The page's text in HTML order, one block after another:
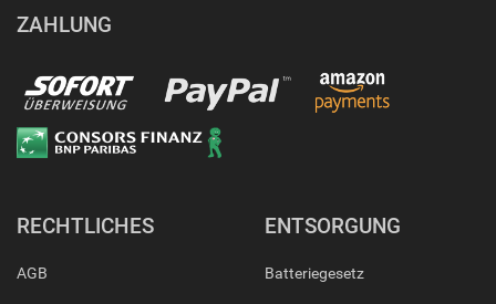
ZAHLUNG
RECHTLICHES
AGB
ENTSORGUNG
Batteriegesetz